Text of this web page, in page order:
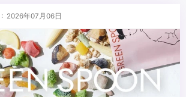
2026年07月06日